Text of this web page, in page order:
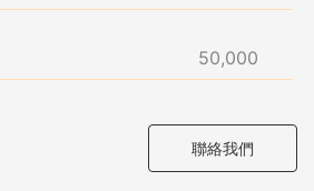
50,000
聯絡我們